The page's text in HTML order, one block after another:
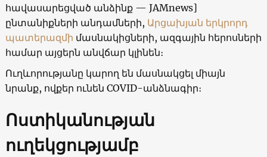
հավասարեցված անձինք — JAMnews]
ընտանիքների անդամների, Արցախյան երկրորդ
պատերազմի մասնակիցների, ազգային հերոսների
համար այցերն անվճար կլինեն։
Ուղևորությանը կարող են մասնակցել միայն
նրանք, ովքեր ունեն COVID-անձնագիր։
Ոստիկանության
ուղեկցությամբ